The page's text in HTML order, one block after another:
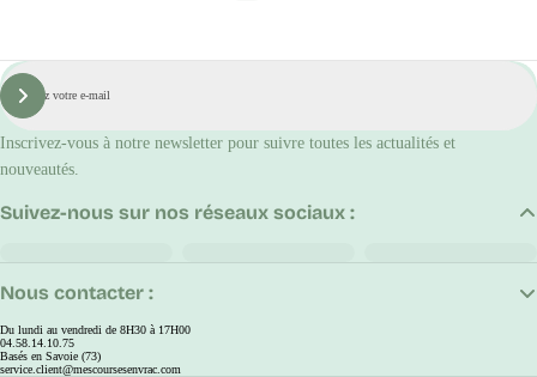
E-
mail
S'inscrire
Inscrivez-vous à notre newsletter pour suivre toutes les actualités et
nouveautés.
Nous contacter :
Du lundi au vendredi de 8H30 à 17H00
04.58.14.10.75
Basés en Savoie (73)
service.client@mescoursesenvrac.com
Suivez-nous sur nos réseaux sociaux :